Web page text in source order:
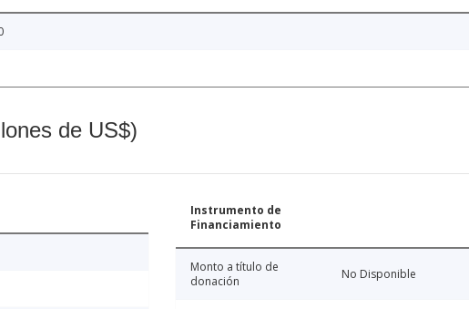
de US$)
Instrumento de
Financiamiento
Monto a título de
donación
No Disponible